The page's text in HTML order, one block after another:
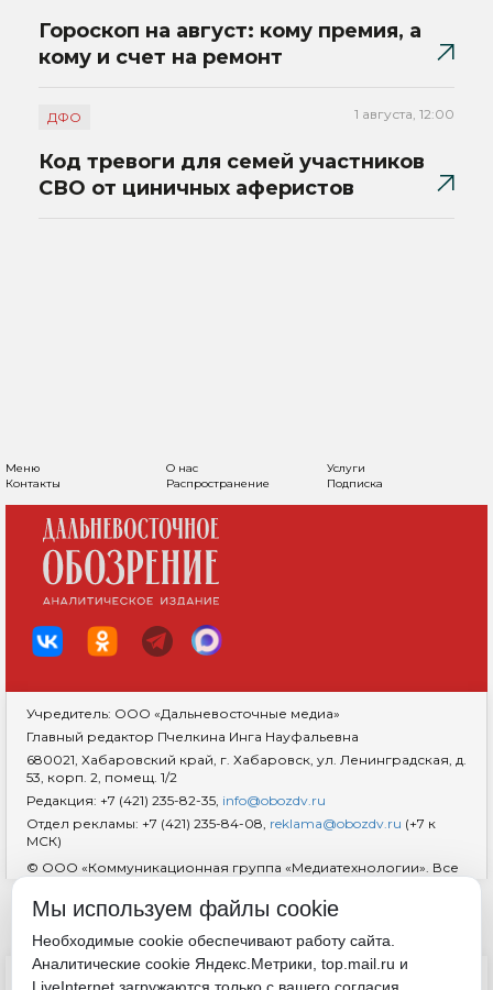
Гороскоп на август: кому премия, а
кому и счет на ремонт
ДФО 1 августа, 12:00
Код тревоги для семей участников
СВО от циничных аферистов
Меню О нас
Услуги
Контакты
Распространение Подписка
Учредитель: ООО «Дальневосточные медиа»
Главный редактор Пчелкина Инга Науфальевна
680021, Хабаровский край, г. Хабаровск, ул. Ленинградская, д.
53, корп. 2, помещ. 1/2
Редакция: +7 (421) 235-82-35, info@obozdv.ru
Отдел рекламы: +7 (421) 235-84-08, reklama@obozdv.ru (+7 к
МСК)
© ООО «Коммуникационная группа «Медиатехнологии». Все
гиперссылка на сайтdvobozrenie.ru обязательна.
Мы используем файлы cookie
Необходимые cookie обеспечивают работу сайта.
Аналитические cookie Яндекс.Метрики, top.mail.ru и